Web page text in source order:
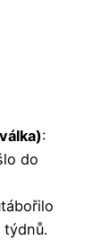
:
do
týdnů.